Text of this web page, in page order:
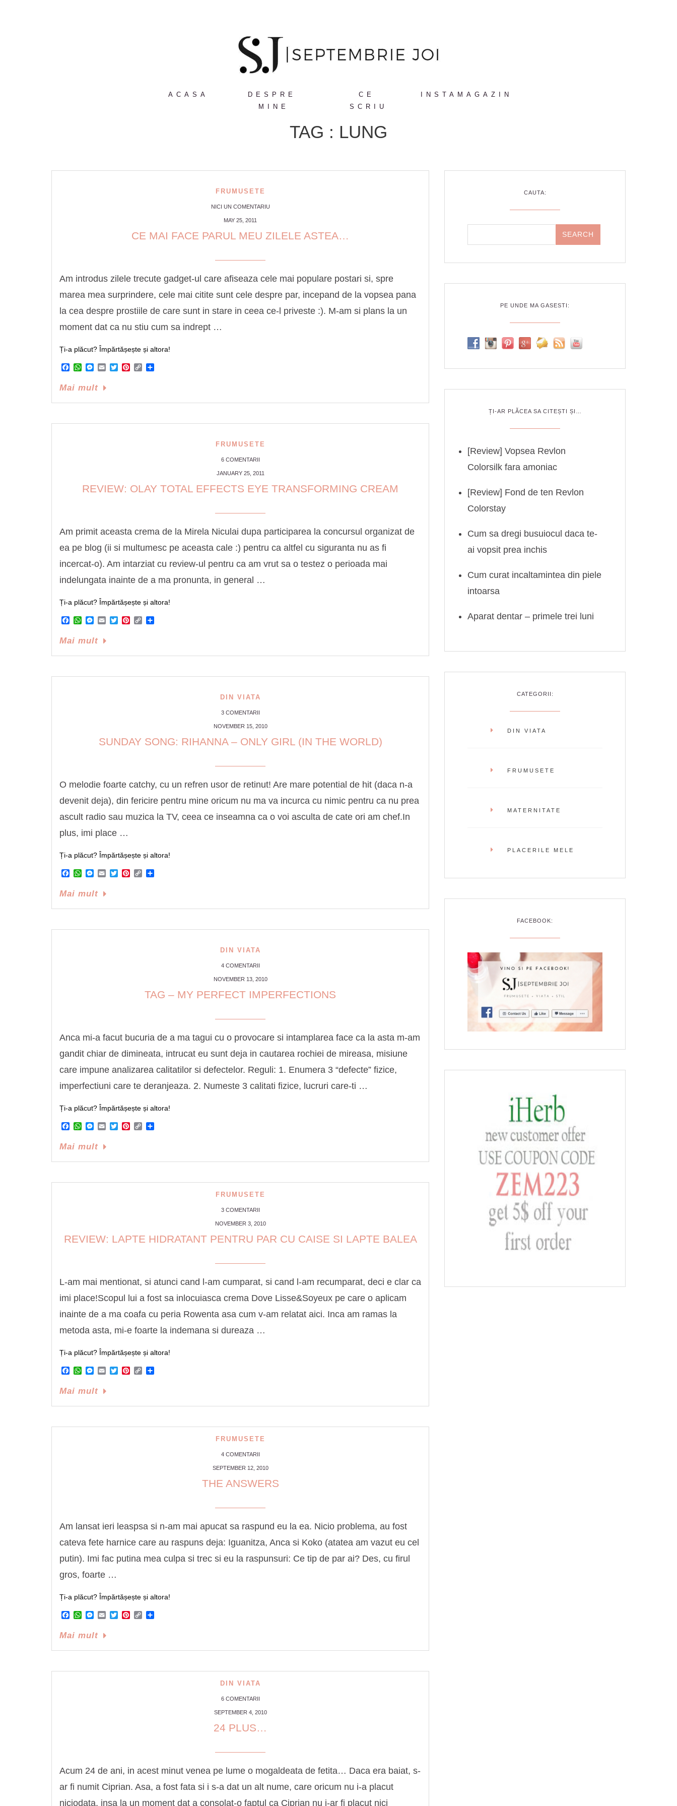
ACASA
DESPRE
MINE
CE
SCRIU
INSTAMAGAZIN
TAG : LUNG
FRUMUSETE
NICI UN COMENTARIU
MAY 25, 2011
CE MAI FACE PARUL MEU ZILELE ASTEA…
Am introdus zilele trecute gadget-ul care afiseaza cele mai populare postari si, spre
marea mea surprindere, cele mai citite sunt cele despre par, incepand de la vopsea pana
la cea despre prostiile de care sunt in stare in ceea ce-l priveste :). M-am si plans la un
moment dat ca nu stiu cum sa indrept …
Ți-a plăcut? Împărtășește și altora!
Facebook
WhatsApp
Messenger
EmailTwitterPinterest
Copy
Mai mult
FRUMUSETE
6 COMENTARII
JANUARY 25, 2011
REVIEW: OLAY TOTAL EFFECTS EYE TRANSFORMING CREAM
Am primit aceasta crema de la Mirela Niculai dupa participarea la concursul organizat de
ea pe blog (ii si multumesc pe aceasta cale :) pentru ca altfel cu siguranta nu as fi
incercat-o). Am intarziat cu review-ul pentru ca am vrut sa o testez o perioada mai
indelungata inainte de a ma pronunta, in general …
Ți-a plăcut? Împărtășește și altora!
Facebook
WhatsApp
Messenger
EmailTwitterPinterest
Copy
Mai mult
DIN VIATA
3 COMENTARII
NOVEMBER 15, 2010
SUNDAY SONG: RIHANNA – ONLY GIRL (IN THE WORLD)
O melodie foarte catchy, cu un refren usor de retinut! Are mare potential de hit (daca n-a
devenit deja), din fericire pentru mine oricum nu ma va incurca cu nimic pentru ca nu prea
ascult radio sau muzica la TV, ceea ce inseamna ca o voi asculta de cate ori am chef.In
plus, imi place …
Ți-a plăcut? Împărtășește și altora!
Facebook
WhatsApp
Messenger
EmailTwitterPinterest
Copy
Mai mult
DIN VIATA
4 COMENTARII
NOVEMBER 13, 2010
TAG – MY PERFECT IMPERFECTIONS
Anca mi-a facut bucuria de a ma tagui cu o provocare si intamplarea face ca la asta m-am
gandit chiar de dimineata, intrucat eu sunt deja in cautarea rochiei de mireasa, misiune
care impune analizarea calitatilor si defectelor. Reguli: 1. Enumera 3 “defecte” fizice,
imperfectiuni care te deranjeaza. 2. Numeste 3 calitati fizice, lucruri care-ti …
Ți-a plăcut? Împărtășește și altora!
Facebook
WhatsApp
Messenger
EmailTwitterPinterest
Copy
Mai mult
FRUMUSETE
3 COMENTARII
NOVEMBER 3, 2010
REVIEW: LAPTE HIDRATANT PENTRU PAR CU CAISE SI LAPTE BALEA
L-am mai mentionat, si atunci cand l-am cumparat, si cand l-am recumparat, deci e clar ca
imi place!Scopul lui a fost sa inlocuiasca crema Dove Lisse&Soyeux pe care o aplicam
inainte de a ma coafa cu peria Rowenta asa cum v-am relatat aici. Inca am ramas la
metoda asta, mi-e foarte la indemana si dureaza …
Ți-a plăcut? Împărtășește și altora!
Facebook
WhatsApp
Messenger
EmailTwitterPinterest
Copy
Mai mult
FRUMUSETE
4 COMENTARII
SEPTEMBER 12, 2010
THE ANSWERS
Am lansat ieri leaspsa si n-am mai apucat sa raspund eu la ea. Nicio problema, au fost
cateva fete harnice care au raspuns deja: Iguanitza, Anca si Koko (atatea am vazut eu cel
putin). Imi fac putina mea culpa si trec si eu la raspunsuri: Ce tip de par ai? Des, cu firul
gros, foarte …
Ți-a plăcut? Împărtășește și altora!
Facebook
WhatsApp
Messenger
EmailTwitterPinterest
Copy
Mai mult
DIN VIATA
6 COMENTARII
SEPTEMBER 4, 2010
24 PLUS…
Acum 24 de ani, in acest minut venea pe lume o mogaldeata de fetita… Daca era baiat, s-
ar fi numit Ciprian. Asa, a fost fata si i s-a dat un alt nume, care oricum nu i-a placut
niciodata, insa la un moment dat a consolat-o faptul ca Ciprian nu i-ar fi placut nici
CAUTA:
PE UNDE MA GASESTI:
ȚI-AR PLĂCEA SA CITEȘTI ȘI…
[Review] Vopsea Revlon
Colorsilk fara amoniac
[Review] Fond de ten Revlon
Colorstay
Cum sa dregi busuiocul daca te-
ai vopsit prea inchis
Cum curat incaltamintea din piele
intoarsa
Aparat dentar – primele trei luni
CATEGORII:
DIN VIATA
FRUMUSETE
MATERNITATE
PLACERILE MELE
FACEBOOK: